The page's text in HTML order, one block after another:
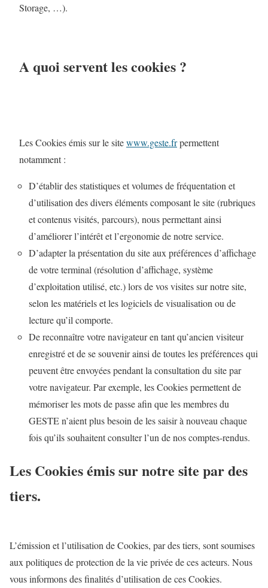
Storage, …).
A quoi servent les cookies ?
Les Cookies émis sur le sitewww.geste.frpermettent
notamment :
D’établir des statistiques et volumes de fréquentation et
d’utilisation des divers éléments composant le site (rubriques
et contenus visités, parcours), nous permettant ainsi
d’améliorer l’intérêt et l’ergonomie de notre service.
D’adapter la présentation du site aux préférences d’affichage
de votre terminal (résolution d’affichage, système
d’exploitation utilisé, etc.) lors de vos visites sur notre site,
selon les matériels et les logiciels de visualisation ou de
lecture qu’il comporte.
De reconnaître votre navigateur en tant qu’ancien visiteur
enregistré et de se souvenir ainsi de toutes les préférences qui
peuvent être envoyées pendant la consultation du site par
votre navigateur. Par exemple, les Cookies permettent de
mémoriser les mots de passe afin que les membres du
GESTE n’aient plus besoin de les saisir à nouveau chaque
fois qu’ils souhaitent consulter l’un de nos comptes-rendus.
Les Cookies émis sur notre site par des
tiers.
L’émission et l’utilisation de Cookies, par des tiers, sont soumises
aux politiques de protection de la vie privée de ces acteurs. Nous
vous informons des finalités d’utilisation de ces Cookies.